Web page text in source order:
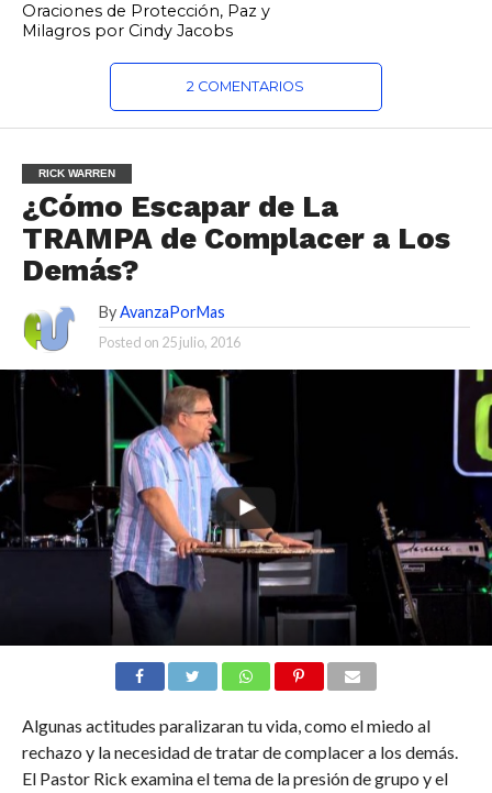
Oraciones de Protección, Paz y
Milagros por Cindy Jacobs
2 COMENTARIOS
RICK WARREN
¿Cómo Escapar de La
TRAMPA de Complacer a Los
Demás?
By AvanzaPorMas
Posted on 25 julio, 2016
Algunas actitudes paralizaran tu vida, como el miedo al
rechazo y la necesidad de tratar de complacer a los demás.
El Pastor Rick examina el tema de la presión de grupo y el